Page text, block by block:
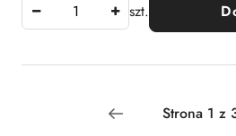
szt.